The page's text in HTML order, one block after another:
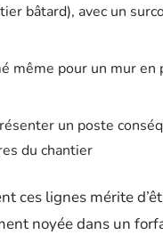
bâtard), avec un
même pour un mur
un poste
du chantier
ces lignes mérite
noyée dans un